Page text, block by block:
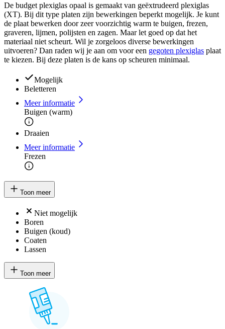
De budget plexiglas opaal is gemaakt van geëxtrudeerd plexiglas
(XT). Bij dit type platen zijn bewerkingen beperkt mogelijk. Je kunt
de plaat bewerken door zeer voorzichtig warm te buigen, frezen,
graveren, lijmen, polijsten en zagen. Maar let goed op dat het
materiaal niet scheurt. Wil je zorgeloos diverse bewerkingen
uitvoeren? Dan raden wij je aan om voor een gegoten plexiglas plaat
te kiezen. Bij deze platen is de kans op scheuren minimaal.
Mogelijk
Beletteren
Meer informatie
Buigen (warm)
Draaien
Meer informatie
Frezen
Toon meer
Niet mogelijk
Boren
Buigen (koud)
Coaten
Lassen
Toon meer